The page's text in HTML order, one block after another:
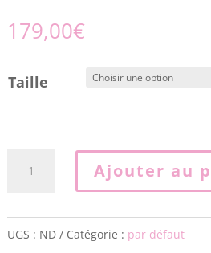
179,00€
Taille
Bi-
Ajouter au
UGS : ND Catégorie : par défaut